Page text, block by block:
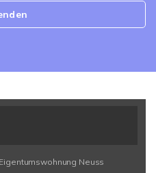
Eigentumswohnung Neuss